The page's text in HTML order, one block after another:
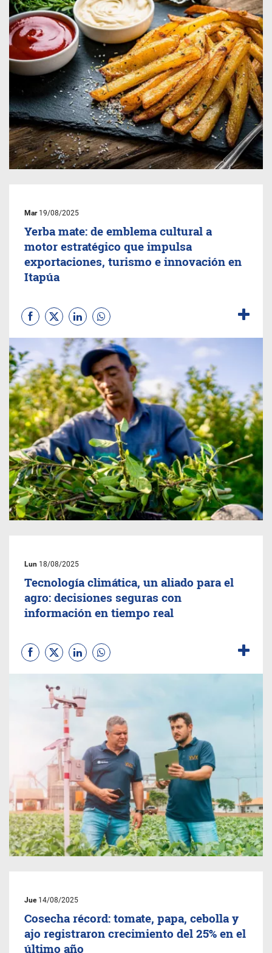
Mar19/08/2025
Yerba mate: de emblema cultural a
motor estratégico que impulsa
exportaciones, turismo e innovación en
Itapúa
Lun 18/08/2025
Tecnología climática, un aliado para el
agro: decisiones seguras con
información en tiempo real
Jue14/08/2025
Cosecha récord: tomate, papa, cebolla y
ajo registraron crecimiento del 25% en el
último año